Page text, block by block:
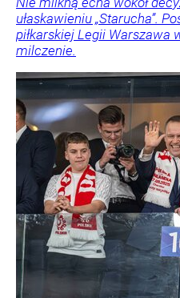
ułaskawieniu „Starucha”.
piłkarskiej Legii Warszawa
milczenie.